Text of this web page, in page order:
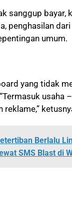
sanggup bayar,
penghasilan
umum.
yang tidak
usaha
Berlalu
SMS Blast di